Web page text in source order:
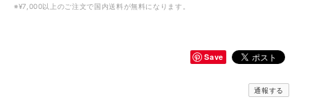
※¥7,000以上のご注文で国内送料が無料になります。
Save
通報する